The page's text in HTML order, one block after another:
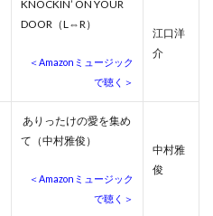
KNOCKIN’ ON YOUR
DOOR（L⇔R）
＜Amazonミュージック
で聴く＞
江口洋
介
ありったけの愛を集め
て（中村雅俊）
＜Amazonミュージック
で聴く＞
中村雅
俊